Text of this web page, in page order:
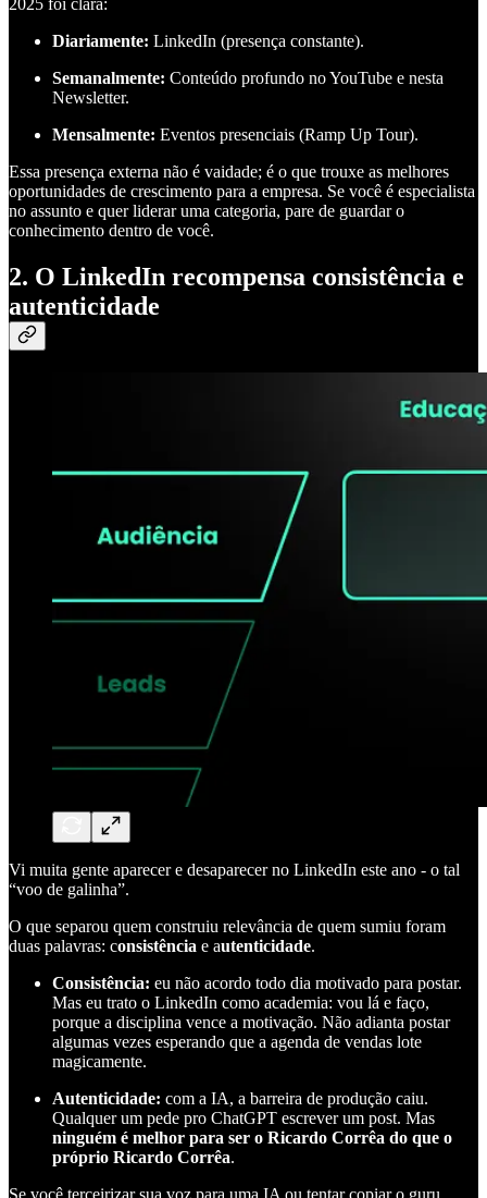
2025 foi clara:
Diariamente: LinkedIn (presença constante).
Semanalmente: Conteúdo profundo no YouTube e nesta
Newsletter.
Mensalmente: Eventos presenciais (Ramp Up Tour).
Essa presença externa não é vaidade; é o que trouxe as melhores
oportunidades de crescimento para a empresa. Se você é especialista
no assunto e quer liderar uma categoria, pare de guardar o
conhecimento dentro de você.
2. O LinkedIn recompensa consistência e
autenticidade
Vi muita gente aparecer e desaparecer no LinkedIn este ano - o tal
“voo de galinha”.
O que separou quem construiu relevância de quem sumiu foram
duas palavras: consistência e autenticidade.
Consistência: eu não acordo todo dia motivado para postar.
Mas eu trato o LinkedIn como academia: vou lá e faço,
porque a disciplina vence a motivação. Não adianta postar
algumas vezes esperando que a agenda de vendas lote
magicamente.
Autenticidade: com a IA, a barreira de produção caiu.
Qualquer um pede pro ChatGPT escrever um post. Mas
ninguém é melhor para ser o Ricardo Corrêa do que o
próprio Ricardo Corrêa.